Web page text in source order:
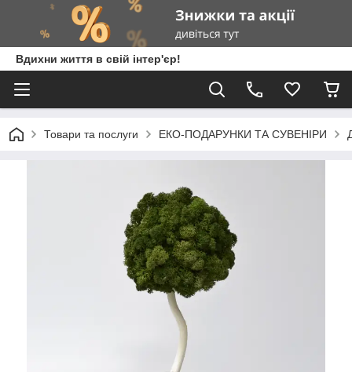
Вдихни життя в свій інтер'єр!
Товари та послуги ЕКО-ПОДАРУНКИ ТА СУВЕНІРИ